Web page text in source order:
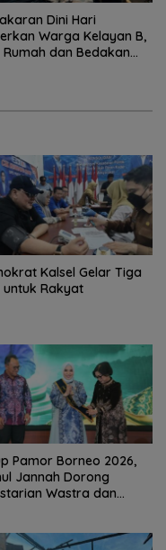
Dini Hari
Warga Kelayan B,
Rumah dan Bedakan
Kalsel Gelar Tiga
untuk Rakyat
Pamor Borneo 2026,
Jannah Dorong
Wastra dan